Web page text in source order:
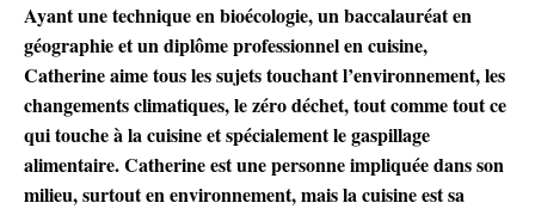
Ayant une technique en bioécologie, un baccalauréat en
géographie et un diplôme professionnel en cuisine,
Catherine aime tous les sujets touchant l’environnement, les
changements climatiques, le zéro déchet, tout comme tout ce
qui touche à la cuisine et spécialement le gaspillage
alimentaire. Catherine est une personne impliquée dans son
milieu, surtout en environnement, mais la cuisine est sa